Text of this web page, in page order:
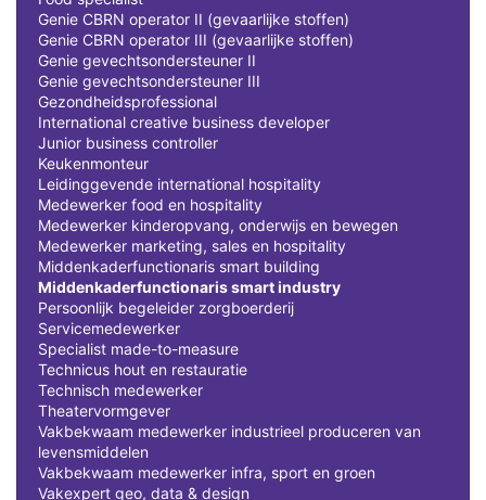
Genie CBRN operator II (gevaarlijke stoffen)
Genie CBRN operator III (gevaarlijke stoffen)
Genie gevechtsondersteuner II
Genie gevechtsondersteuner III
Gezondheidsprofessional
International creative business developer
Junior business controller
Keukenmonteur
Leidinggevende international hospitality
Medewerker food en hospitality
Medewerker kinderopvang, onderwijs en bewegen
Medewerker marketing, sales en hospitality
Middenkaderfunctionaris smart building
Middenkaderfunctionaris smart industry
Persoonlijk begeleider zorgboerderij
Servicemedewerker
Specialist made-to-measure
Technicus hout en restauratie
Technisch medewerker
Theatervormgever
Vakbekwaam medewerker industrieel produceren van
levensmiddelen
Vakbekwaam medewerker infra, sport en groen
Vakexpert geo, data & design